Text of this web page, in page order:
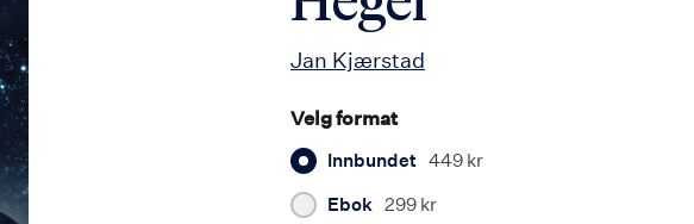
Jan Kjærstad
Velg format
Innbundet 449 kr
Ebok 299 kr